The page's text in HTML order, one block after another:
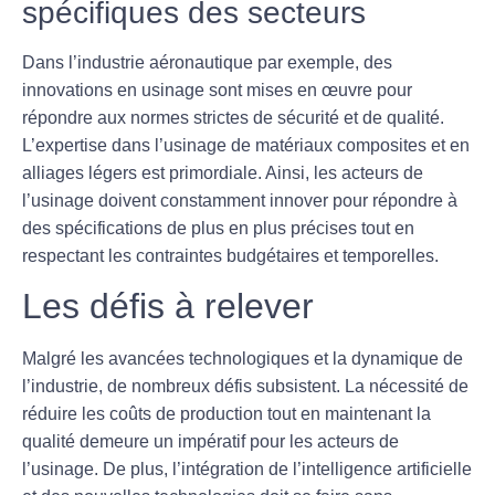
spécifiques des secteurs
Dans l’industrie aéronautique par exemple, des
innovations en usinage sont mises en œuvre pour
répondre aux normes strictes de sécurité et de qualité.
L’expertise dans l’usinage de matériaux composites et en
alliages légers est primordiale. Ainsi, les acteurs de
l’usinage doivent constamment innover pour répondre à
des spécifications de plus en plus précises tout en
respectant les contraintes budgétaires et temporelles.
Les défis à relever
Malgré les avancées technologiques et la dynamique de
l’industrie, de nombreux défis subsistent. La nécessité de
réduire les coûts de production tout en maintenant la
qualité demeure un impératif pour les acteurs de
l’usinage. De plus, l’intégration de l’intelligence artificielle